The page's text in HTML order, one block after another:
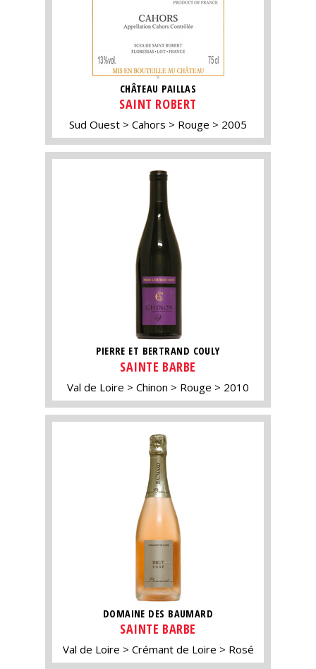
CHÂTEAU PAILLAS
SAINT ROBERT
Sud Ouest Cahors Rouge 2005
PIERRE ET BERTRAND COULY
SAINTE BARBE
Val de Loire Chinon Rouge 2010
DOMAINE DES BAUMARD
SAINTE BARBE
Val de Loire Crémant de Loire Rosé